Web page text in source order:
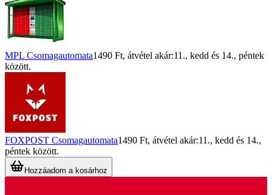
MPL Csomagautomata1490 Ft, átvétel akár:11., kedd és 14., péntek
között.
FOXPOST Csomagautomata1490 Ft, átvétel akár:11., kedd és 14.,
péntek között.
Hozzáadom a kosárhoz